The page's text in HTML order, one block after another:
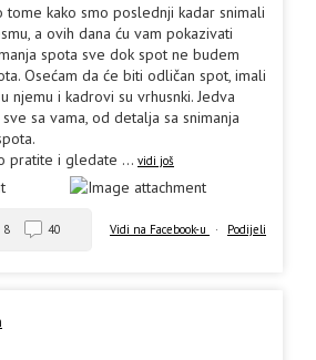
tome kako smo poslednji kadar snimali
a ovih dana ću vam pokazivati
spota sve dok spot ne budem
Osećam da će biti odličan spot, imali
njemu i kadrovi su vrhusnki. Jedva
sa vama, od detalja sa snimanja
pratite i gledate ... vidi još
Vidi na Facebook-u · Podijeli
8 40